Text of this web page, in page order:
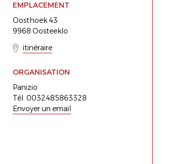
EMPLACEMENT
Oosthoek 43
9968 Oosteeklo
itinéraire
ORGANISATION
Panizio
Tél. 0032485863328
Envoyer un email